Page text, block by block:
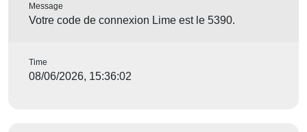
Message
Votre code de connexion Lime est le 5390.
Time
08/06/2026, 15:36:02